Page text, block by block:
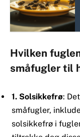
Hvilken
småfugler til
1. Solsikkefrø:
småfugler,
solsikkefrø i